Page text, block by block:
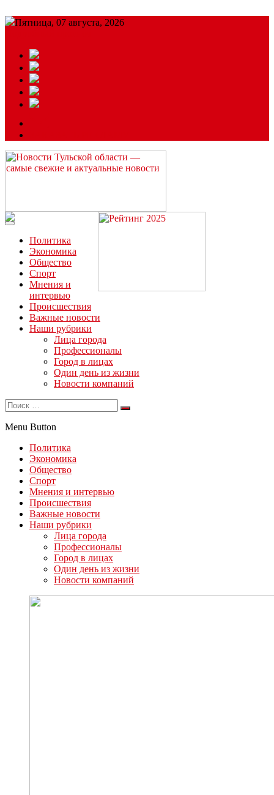
Пятница, 07 августа, 2026
Читайте последние новости дня в Тульской области на сайте
“ЗаНовомосковск”
Политика
Экономика
Общество
Спорт
Мнения и
интервью
Происшествия
Важные новости
Наши рубрики
Лица города
Профессионалы
Город в лицах
Один день из жизни
Новости компаний
Menu Button
Политика
Экономика
Общество
Спорт
Мнения и интервью
Происшествия
Важные новости
Наши рубрики
Лица города
Профессионалы
Город в лицах
Один день из жизни
Новости компаний